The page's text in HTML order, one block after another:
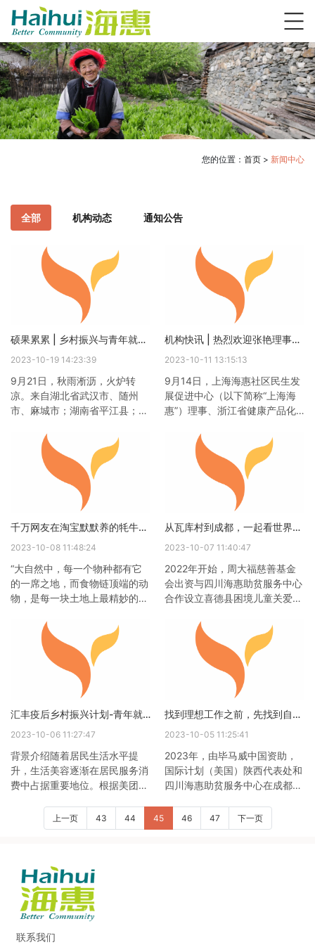
您的位置： 首页 > 新闻中心
全部 机构动态 通知公告
硕果累累 | 乡村振兴与青年就业创业论坛在华中科技大学顺利举办
2023-10-19 14:23:39
9月21日，秋雨淅沥，火炉转
凉。来自湖北省武汉市、随州
市、麻城市；湖南省平江县；河
店区；山东省荣成市；安徽省利
辛县；四川省成都市、青神县的
一百多名返乡创业者、合作社代
表、专家学者、爱心企业代表及
社会组织的代表们齐聚一堂，共
同参与了由汇丰银行和东方港湾
等爱心企业资助、四川海惠助贫
服务中心主办、华中科技大学乡
与青年就业创业论坛》。作为活
动承办方，
机构快讯 | 热烈欢迎张艳理事及团队莅临海惠
2023-10-11 13:15:13
9月14日，上海海惠社区民生发
展促进中心（以下简称“上海海
惠”）理事、浙江省健康产品化
化协”）张艳会长和钱锋副秘书
长到成都参加亚洲营养大会之
际，特别来到了四川海惠，与海
惠团队一起探讨如何发挥行业协
会对企业公益倡导的作用，激发
更多企业与专家的善力量，帮助
公益性社会组织获取更多的资源
及专业支持。共享共创 未来可
者，在交流开始前，海惠中心主
任陈
千万网友在淘宝默默养的牦牛，让高原藏民乐开了花
2023-10-08 11:48:24
“大自然中，每一个物种都有它
的一席之地，而食物链顶端的动
物，是每一块土地上最精妙的设
是人与大自然沟通的桥梁。”这
是纪录片《众神之地》里的一段
话。牦牛就是我国青藏高原“精
妙的设计”之一，它们不仅构成
了高原草地上一道美丽的风景，
而且是藏区人民的好朋友——既
耐低氧又耐严寒的牦牛，可以帮
藏民耕种土地和驮运物品，同时
喜爱，是一种优质蛋白的来
源。 高原上
从瓦库村到成都，一起看世界，童心向未来|给乡村孩子的研学营
2023-10-07 11:40:47
2022年开始，周大福慈善基金
会出资与四川海惠助贫服务中心
合作设立喜德县困境儿童关爱项
组成部分。因此，凉山喜德县瓦
库村孩子们都会尤为期待暑假的
来临。到暑假，海惠都会组织孩
子们到成都参加夏令营，集体出
行，拓展视野。今年的夏令营，
更希望孩子们拓展社会知识，增
加互动体验——海惠特别邀请了
专业给孩子做研学营的成都梦工
成都研学营方案。同时我们也邀
请了成
汇丰疫后乡村振兴计划-青年就业创业支持项目 流动青年生涯发展参与式小组在武汉顺利实施
2023-10-06 11:27:47
背景介绍随着居民生活水平提
升，生活美容逐渐在居民服务消
费中占据重要地位。根据美团数
发、美甲、美睫等为代表的生活
美容市场规模约8000亿元，生
受到不同程度的影响，使流动青
年就业面临巨大挑战，但生活美
容业的发展为流动青年就业提供
了新的机遇。基于此，自2020
年起，汇丰疫后乡村振兴计划-
找到理想工作之前，先找到自己 | Her Skill Her Power
2023-10-05 11:25:41
2023年，由毕马威中国资助，
国际计划（美国）陕西代表处和
四川海惠助贫服务中心在成都合
Power”流动女性青年就业支持
项目聚焦青年就业问题，助力
上一页 43 44 45 46 47 下一页
联系我们